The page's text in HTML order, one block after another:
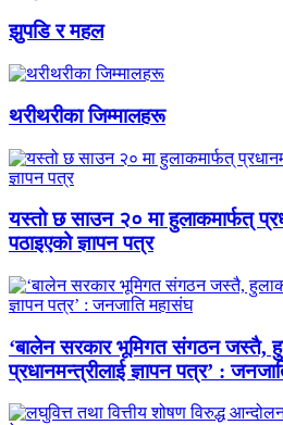
झुपडि र महल
थरीथरीका जिम्मालहरू
यस्तो छ साउन २० मा हुलाकमार्फत्
पठाइएको ज्ञापन पत्र
‘बालेन सरकार भूमिगत संगठन जस्तै,
प्रधानमन्त्रीलाई ज्ञापन पत्र’ :